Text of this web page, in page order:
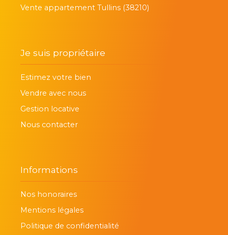
Vente appartement Tullins (38210)
Je suis propriétaire
Estimez votre bien
Vendre avec nous
Gestion locative
Nous contacter
Informations
Nos honoraires
Mentions légales
Politique de confidentialité